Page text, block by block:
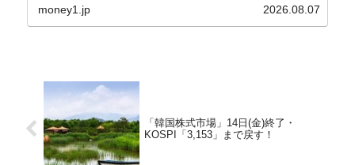
台数はこの中に捉えられているはずです。先月から
money1.jp 2026.08.07
「韓国株式市場」14日(金)終了・
KOSPI「3,153」まで戻す！